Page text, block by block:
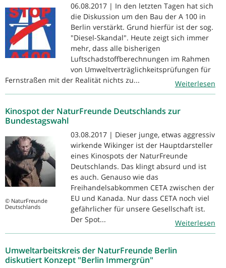
06.08.2017 | In den letzten Tagen hat sich
die Diskussion um den Bau der A 100 in
Berlin verstärkt. Grund hierfür ist der sog.
"Diesel-Skandal". Heute zeigt sich immer
mehr, dass alle bisherigen
Luftschadstoffberechnungen im Rahmen
von Umweltverträglichkeitsprüfungen für
Fernstraßen mit der Realität nichts zu...
Weiterlesen
Kinospot der NaturFreunde Deutschlands zur
Bundestagswahl
© NaturFreunde
Deutschlands
03.08.2017 | Dieser junge, etwas aggressiv
wirkende Wikinger ist der Hauptdarsteller
eines Kinospots der NaturFreunde
Deutschlands. Das klingt absurd und ist
es auch. Genauso wie das
Freihandelsabkommen CETA zwischen der
EU und Kanada. Nur dass CETA noch viel
gefährlicher für unsere Gesellschaft ist.
Der Spot...
Weiterlesen
Umweltarbeitskreis der NaturFreunde Berlin
diskutiert Konzept "Berlin Immergrün"